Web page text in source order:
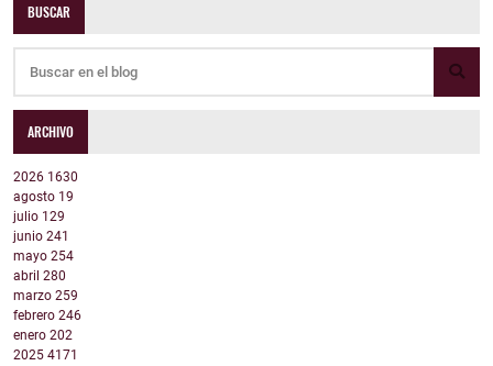
BUSCAR
ARCHIVO
2026 1630
agosto 19
julio 129
junio 241
mayo 254
abril 280
marzo 259
febrero 246
enero 202
2025 4171